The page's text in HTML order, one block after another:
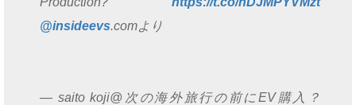
@insideevs.comより
— saito koji@次の海外旅行の前にEV購入？